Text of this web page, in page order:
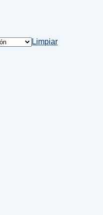
Limpiar